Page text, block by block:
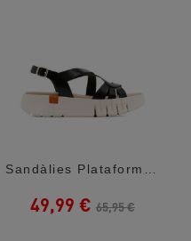
Sandàlies Plataformes Porronet Débora...
49,99 € 65,95 €